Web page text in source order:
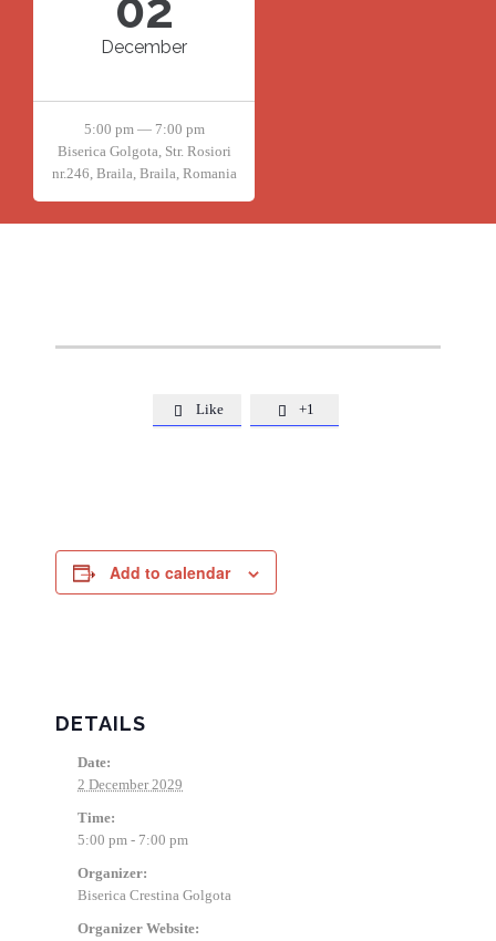
December
5:00 pm — 7:00 pm
Biserica Golgota, Str. Rosiori
nr.246, Braila, Braila, Romania
 Like  +1
Add to calendar
DETAILS
Date:
2 December 2029
Time:
5:00 pm - 7:00 pm
Organizer:
Biserica Crestina Golgota
Organizer Website: